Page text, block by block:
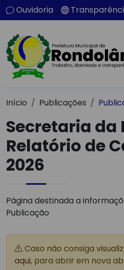
Ouvidoria
Início Publicações
Secretaria da
Relatório de
2026
Página destinada a
Publicação
Caso não consiga
aqui, para abrir em nova